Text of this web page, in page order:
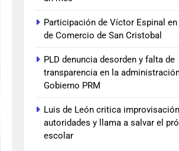
Participación de Víctor Espinal
de Comercio de San Cristobal
PLD denuncia desorden y falta de
transparencia en la
Gobierno PRM
Luis de León critica
autoridades y llama a salvar el
escolar